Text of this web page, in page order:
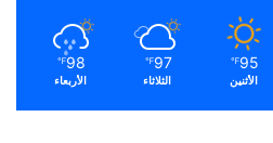
95
℉
الأثنين
97
℉
الثلاثاء
98
℉
الأربعاء